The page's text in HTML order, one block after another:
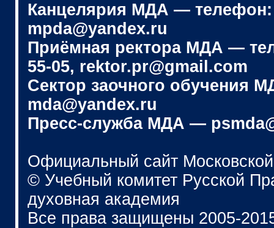
Канцелярия МДА — телефон:
mpda@yandex.ru
Приёмная ректора МДА —
55-05, rektor.pr@gmail.com
Сектор заочного обучения
mda@yandex.ru
Пресс-служба МДА —
Официальный сайт
© Учебный комитет Русской
духовная академия
Все права защищены 2005-